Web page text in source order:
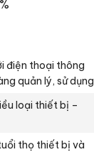
điện thoại thông
quản lý, sử dụng
loại thiết bị –
thọ thiết bị và